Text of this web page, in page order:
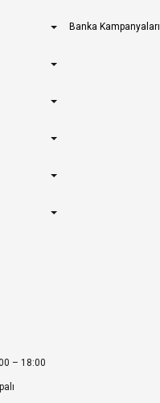
Banka Kampanyaları
– 18:00